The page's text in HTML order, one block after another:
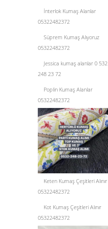
İnterlok Kumaş Alanlar
05322482372
Süprem Kumaş Alıyoruz
05322482372
Jessica kumaş alanlar 0 532
248 23 72
Poplin Kumaş Alanlar
05322482372
Keten Kumaş Çeşitleri Alınır
05322482372
Kot Kumaş Çeşitleri Alınır
05322482372